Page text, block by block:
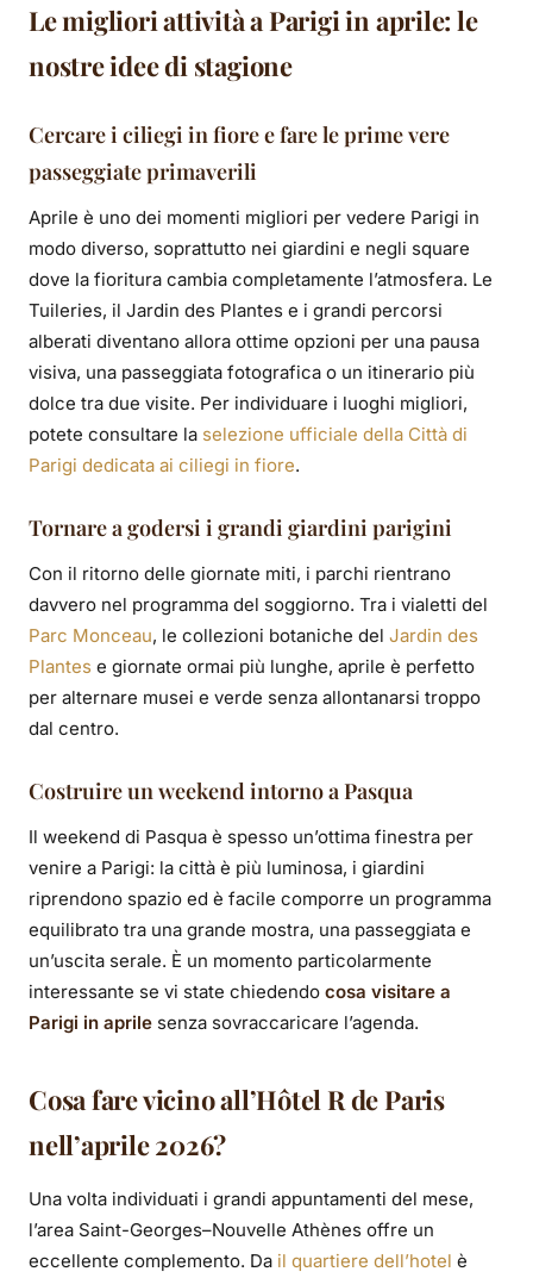
Le migliori attività a Parigi in aprile: le
nostre idee di stagione
Cercare i ciliegi in fiore e fare le prime vere
passeggiate primaverili
Aprile è uno dei momenti migliori per vedere Parigi in
modo diverso, soprattutto nei giardini e negli square
dove la fioritura cambia completamente l’atmosfera. Le
Tuileries, il Jardin des Plantes e i grandi percorsi
alberati diventano allora ottime opzioni per una pausa
visiva, una passeggiata fotografica o un itinerario più
dolce tra due visite. Per individuare i luoghi migliori,
potete consultare la selezione ufficiale della Città di
Parigi dedicata ai ciliegi in fiore.
Tornare a godersi i grandi giardini parigini
Con il ritorno delle giornate miti, i parchi rientrano
davvero nel programma del soggiorno. Tra i vialetti del
Parc Monceau, le collezioni botaniche del Jardin des
Plantes e giornate ormai più lunghe, aprile è perfetto
per alternare musei e verde senza allontanarsi troppo
dal centro.
Costruire un weekend intorno a Pasqua
Il weekend di Pasqua è spesso un’ottima finestra per
venire a Parigi: la città è più luminosa, i giardini
riprendono spazio ed è facile comporre un programma
equilibrato tra una grande mostra, una passeggiata e
un’uscita serale. È un momento particolarmente
interessante se vi state chiedendo cosa visitare a
Parigi in aprile senza sovraccaricare l’agenda.
Cosa fare vicino all’Hôtel R de Paris
nell’aprile 2026?
Una volta individuati i grandi appuntamenti del mese,
l’area Saint-Georges–Nouvelle Athènes offre un
eccellente complemento. Da il quartiere dell’hotel è